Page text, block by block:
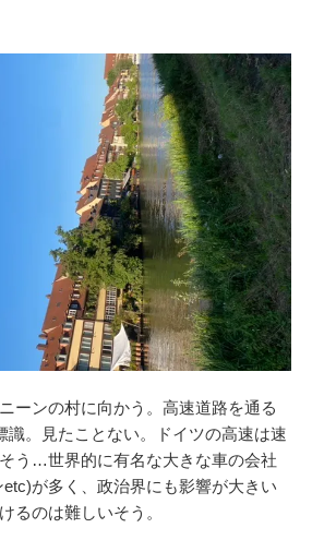
ーンの村に向かう。高速道路を通る
識。見たことない。ドイツの高速は速
う…世界的に有名な大きな車の会社
が多く、政治界にも影響が大きい
るのは難しいそう。